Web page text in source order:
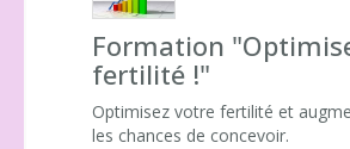
Formation
fertilité !"
Optimisez votre fertilité et
les chances de concevoir.